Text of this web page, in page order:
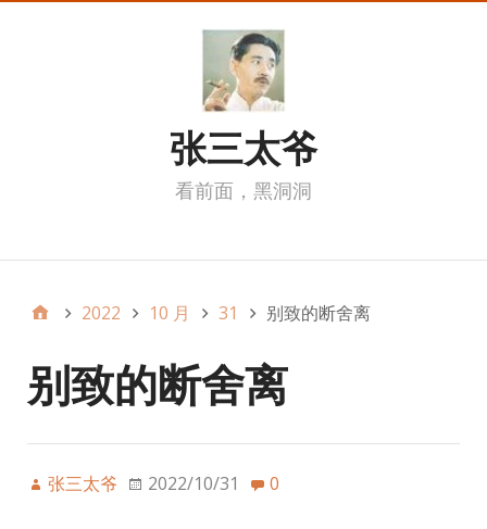
张三太爷
看前面，黑洞洞
2022 10 月 31 别致的断舍离
别致的断舍离
张三太爷 2022/10/31 0